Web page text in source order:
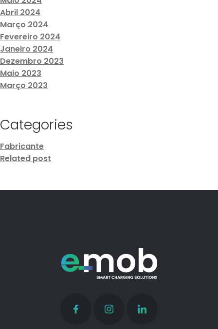
Abril 2024
Março 2024
Fevereiro 2024
Janeiro 2024
Dezembro 2023
Maio 2023
Março 2023
Categories
Fabricante
Related post